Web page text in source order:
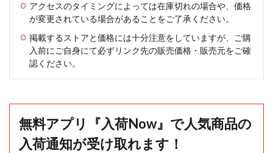
アクセスのタイミングによっては在庫切れの場合や、価格
が変更されている場合があることをご了承ください。
掲載するストアと価格には十分注意をしていますが、ご購
入前にご自身にて必ずリンク先の販売価格・販売元をご確
認ください。
無料アプリ『入荷Now』で人気商品の
入荷通知が受け取れます！